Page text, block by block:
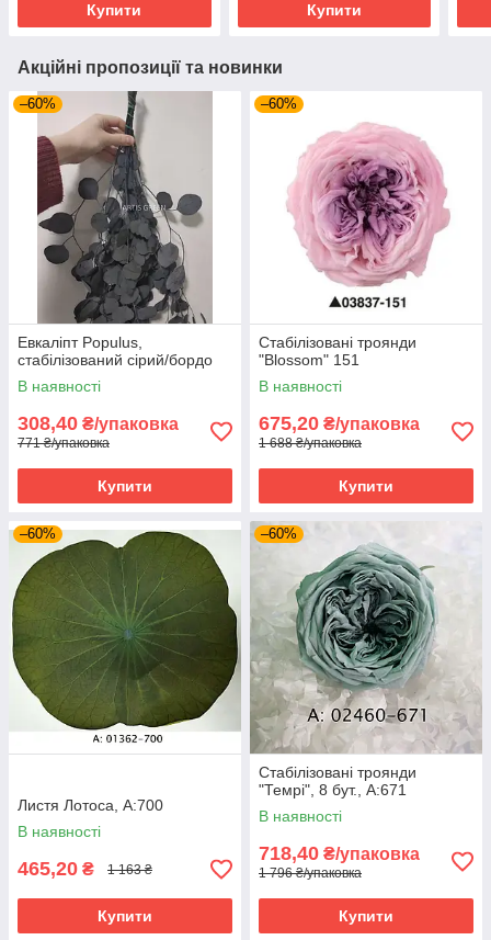
Купити Купити
Акційні пропозиції та новинки
–60%
Евкаліпт Populus,
стабілізований сірий/бордо
В наявності
308,40 ₴/упаковка
771 ₴/упаковка
Купити
–60%
Стабілізовані троянди
"Blossom" 151
В наявності
675,20 ₴/упаковка
1 688 ₴/упаковка
Купити
–60%
Листя Лотоса, А:700
В наявності
465,20 ₴ 1 163 ₴
Купити
–60%
Стабілізовані троянди
"Темрі", 8 бут., А:671
В наявності
718,40 ₴/упаковка
1 796 ₴/упаковка
Купити